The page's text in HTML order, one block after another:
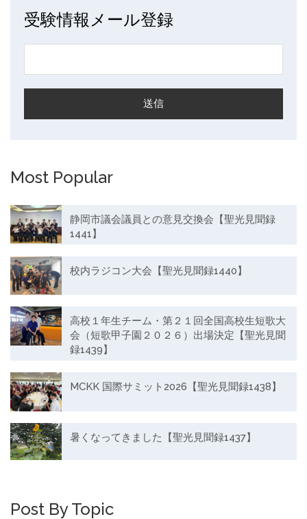
受験情報メール登録
Most Popular
静岡市議会議員との意見交換会【聖光見聞録
1441】
校内ラジコン大会【聖光見聞録1440】
高校１年生チーム・第２１回全国高校生短歌大
会（短歌甲子園２０２６）出場決定【聖光見聞
録1439】
MCKK 国際サミット2026【聖光見聞録1438】
暑くなってきました【聖光見聞録1437】
Post By Topic